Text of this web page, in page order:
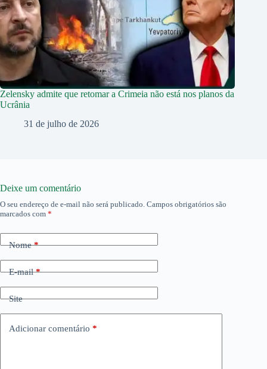
Zelensky admite que retomar a Crimeia não está nos planos da
Ucrânia
31 de julho de 2026
Deixe um comentário
O seu endereço de e-mail não será publicado. Campos obrigatórios são
marcados com *
Nome*
E-mail*
Site
Adicionar comentário *